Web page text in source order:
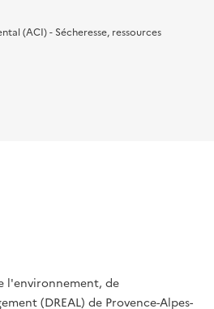
(ACI) - Sécheresse, ressources
l'environnement, de
(DREAL) de Provence-Alpes-